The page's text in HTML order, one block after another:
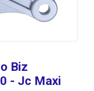
Biz
- Jc Maxi